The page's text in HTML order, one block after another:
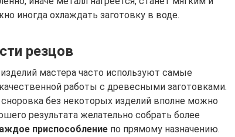
иногда охлаждать заготовку в воде.
резцов
мастера часто используют самые
работы с древесными заготовками.
без некоторых изделий вполне можно
результата желательно собрать более
приспособление по прямому назначению.